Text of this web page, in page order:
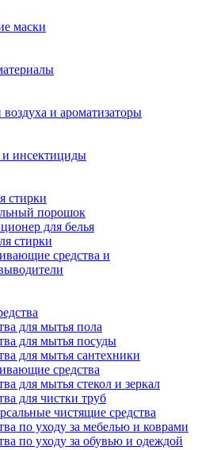
маски
и ароматизаторы
и инсектициды
стирки
порошок
для белья
стирки
средства и
для мытья пола
для мытья посуды
для мытья сантехники
средства
для мытья стекол и зеркал
для чистки труб
чистящие средства
по уходу за мебелью и коврами
по уходу за обувью и одеждой